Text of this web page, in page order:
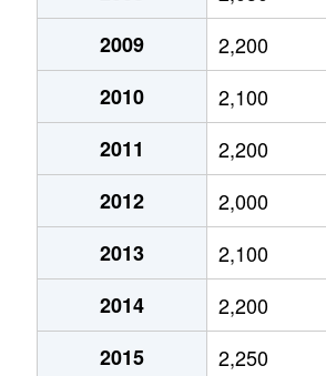
2,500万円 朝霞
820万円 朝霞
1,800万円 朝霞
1,700万円 朝霞
1,800万円 朝霞台
1,600万円 朝霞台
2,300万円 朝霞台
2009
2,200
2010
2,100
2011
2,200
2012
2,000
2013
2,100
2014
2,200
2015
2,250